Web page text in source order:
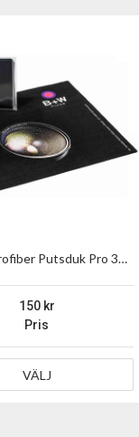
B+W Microfiber Putsduk Pro 30x30 cm
Pris
150
VÄLJ